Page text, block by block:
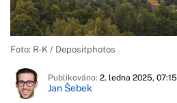
Foto: R-K / Depositphotos
Publikováno: 2. ledna 2025, 07:15
Jan Šebek